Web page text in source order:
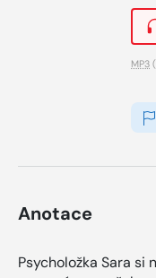
MP3
Anotace
Psycholožka Sara si